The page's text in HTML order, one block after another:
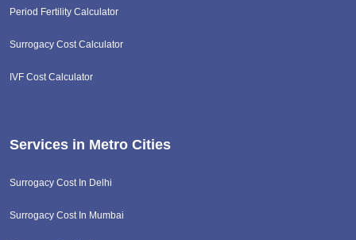
Period Fertility Calculator
Surrogacy Cost Calculator
IVF Cost Calculator
Services in Metro Cities
Surrogacy Cost In Delhi
Surrogacy Cost In Mumbai